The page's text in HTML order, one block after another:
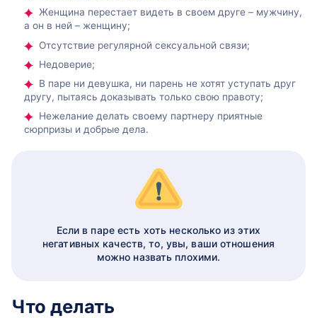
Женщина перестает видеть в своем друге – мужчину,
а он в ней – женщину;
Отсутствие регулярной сексуальной связи;
Недоверие;
В паре ни девушка, ни парень не хотят уступать друг
другу, пытаясь доказывать только свою правоту;
Нежелание делать своему партнеру приятные
сюрпризы и добрые дела.
Если в паре есть хоть несколько из этих
негативных качеств, то, увы, ваши отношения
можно назвать плохими.
Что делать